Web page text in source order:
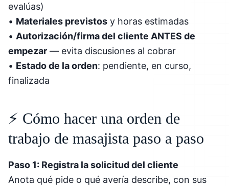
evalúas)
• Materiales previstos y horas estimadas
• Autorización/firma del cliente ANTES de
empezar — evita discusiones al cobrar
• Estado de la orden: pendiente, en curso,
finalizada
⚡ Cómo hacer una orden de
trabajo de masajista paso a paso
Paso 1: Registra la solicitud del cliente
Anota qué pide o qué avería describe, con sus